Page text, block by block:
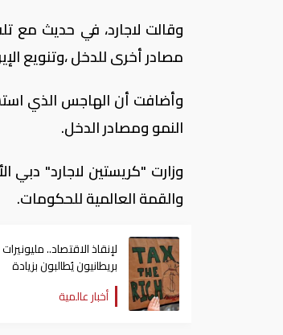
وقالت لاجارد، في حديث مع
مصادر أخرى للدخل ،وتنويع
وأضافت أن الهاجس الذي
النمو ومصادر الدخل.
وزارت "كريستين لاجارد" دبي
والقمة العالمية للحكومات.
لإنقاذ الاقتصاد.. مليونيرات
بريطانيون يُطالبون بزيادة
الضرائب على الأثرياء
أخبار عالمية